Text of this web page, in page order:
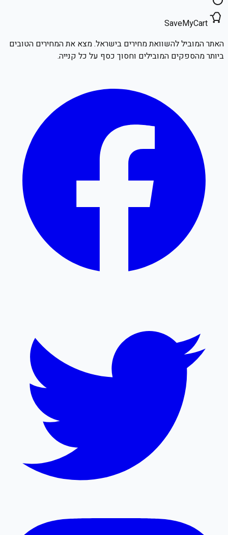
SaveMyCart
האתר המוביל להשוואת מחירים בישראל. מצא את המחירים הטובים
ביותר מהספקים המובילים וחסוך כסף על כל קנייה.